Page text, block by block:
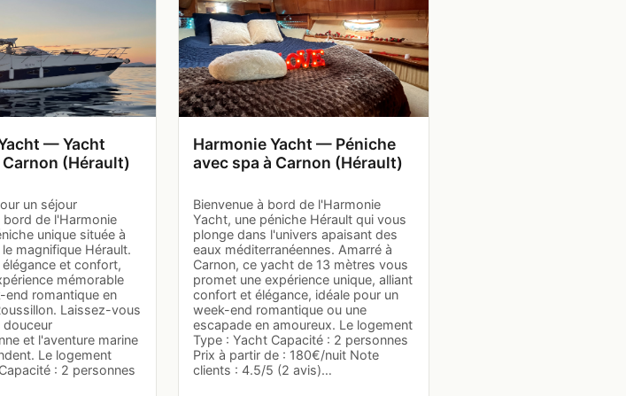
— Yacht
Carnon (Hérault)
un séjour
de l'Harmonie
unique située à
magnifique Hérault.
élégance et confort,
mémorable
end romantique en
Laissez-vous
douceur
et l'aventure marine
Le logement
: 2 personnes
Harmonie Yacht — Péniche
avec spa à Carnon (Hérault)
Bienvenue à bord de l'Harmonie
Yacht, une péniche Hérault qui vous
plonge dans l'univers apaisant des
eaux méditerranéennes. Amarré à
Carnon, ce yacht de 13 mètres vous
promet une expérience unique, alliant
confort et élégance, idéale pour un
week-end romantique ou une
escapade en amoureux. Le logement
Type : Yacht Capacité : 2 personnes
Prix à partir de : 180€/nuit Note
clients : 4.5/5 (2 avis)…